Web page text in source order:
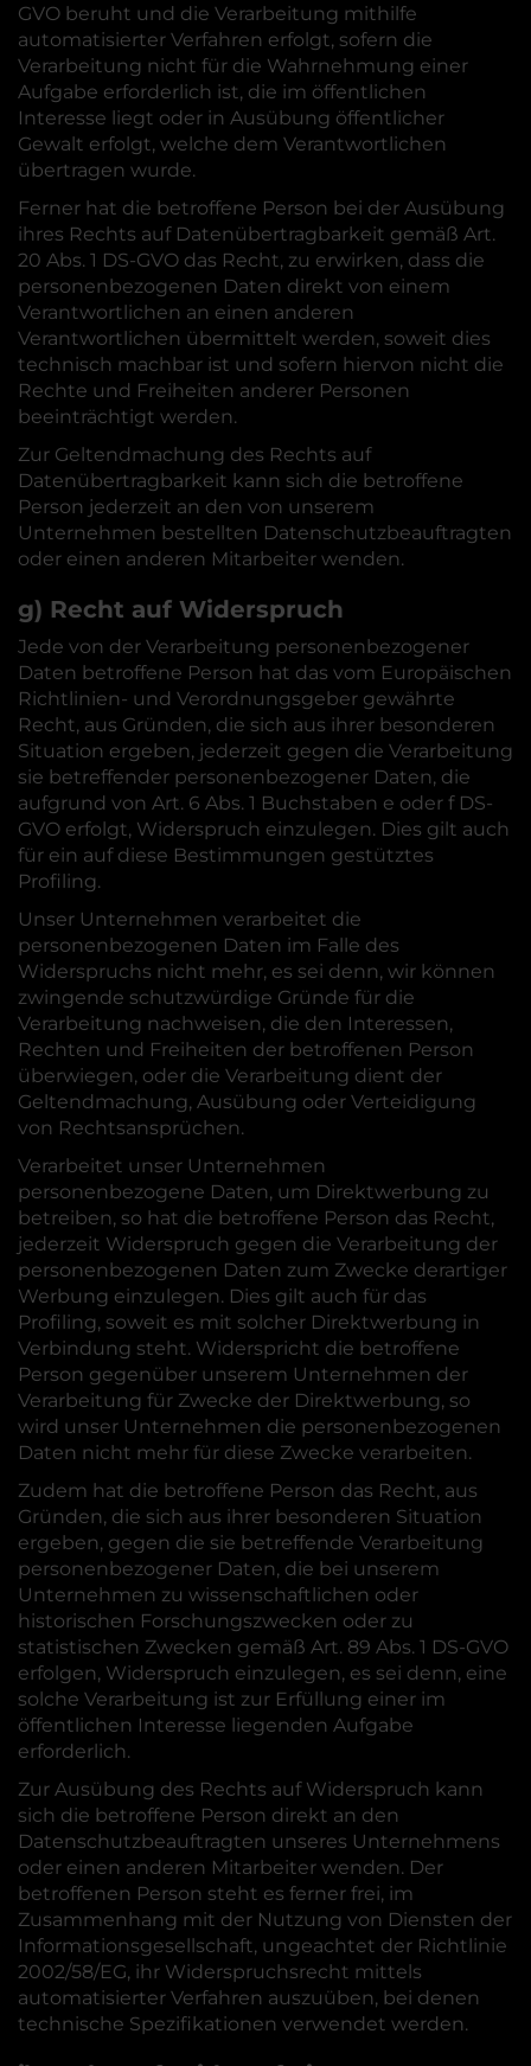
GVO beruht und die Verarbeitung mithilfe
automatisierter Verfahren erfolgt, sofern die
Verarbeitung nicht für die Wahrnehmung einer
Aufgabe erforderlich ist, die im öffentlichen
Interesse liegt oder in Ausübung öffentlicher
Gewalt erfolgt, welche dem Verantwortlichen
übertragen wurde.
Ferner hat die betroffene Person bei der Ausübung
ihres Rechts auf Datenübertragbarkeit gemäß Art.
20 Abs. 1 DS-GVO das Recht, zu erwirken, dass die
personenbezogenen Daten direkt von einem
Verantwortlichen an einen anderen
Verantwortlichen übermittelt werden, soweit dies
technisch machbar ist und sofern hiervon nicht die
Rechte und Freiheiten anderer Personen
beeinträchtigt werden.
Zur Geltendmachung des Rechts auf
Datenübertragbarkeit kann sich die betroffene
Person jederzeit an den von unserem
Unternehmen bestellten Datenschutzbeauftragten
oder einen anderen Mitarbeiter wenden.
g) Recht auf Widerspruch
Jede von der Verarbeitung personenbezogener
Daten betroffene Person hat das vom Europäischen
Richtlinien- und Verordnungsgeber gewährte
Recht, aus Gründen, die sich aus ihrer besonderen
Situation ergeben, jederzeit gegen die Verarbeitung
sie betreffender personenbezogener Daten, die
aufgrund von Art. 6 Abs. 1 Buchstaben e oder f DS-
GVO erfolgt, Widerspruch einzulegen. Dies gilt auch
für ein auf diese Bestimmungen gestütztes
Profiling.
Unser Unternehmen verarbeitet die
personenbezogenen Daten im Falle des
Widerspruchs nicht mehr, es sei denn, wir können
zwingende schutzwürdige Gründe für die
Verarbeitung nachweisen, die den Interessen,
Rechten und Freiheiten der betroffenen Person
überwiegen, oder die Verarbeitung dient der
Geltendmachung, Ausübung oder Verteidigung
von Rechtsansprüchen.
Verarbeitet unser Unternehmen
personenbezogene Daten, um Direktwerbung zu
betreiben, so hat die betroffene Person das Recht,
jederzeit Widerspruch gegen die Verarbeitung der
personenbezogenen Daten zum Zwecke derartiger
Werbung einzulegen. Dies gilt auch für das
Profiling, soweit es mit solcher Direktwerbung in
Verbindung steht. Widerspricht die betroffene
Person gegenüber unserem Unternehmen der
Verarbeitung für Zwecke der Direktwerbung, so
wird unser Unternehmen die personenbezogenen
Daten nicht mehr für diese Zwecke verarbeiten.
Zudem hat die betroffene Person das Recht, aus
Gründen, die sich aus ihrer besonderen Situation
ergeben, gegen die sie betreffende Verarbeitung
personenbezogener Daten, die bei unserem
Unternehmen zu wissenschaftlichen oder
historischen Forschungszwecken oder zu
statistischen Zwecken gemäß Art. 89 Abs. 1 DS-GVO
erfolgen, Widerspruch einzulegen, es sei denn, eine
solche Verarbeitung ist zur Erfüllung einer im
öffentlichen Interesse liegenden Aufgabe
erforderlich.
Zur Ausübung des Rechts auf Widerspruch kann
sich die betroffene Person direkt an den
Datenschutzbeauftragten unseres Unternehmens
oder einen anderen Mitarbeiter wenden. Der
betroffenen Person steht es ferner frei, im
Zusammenhang mit der Nutzung von Diensten der
Informationsgesellschaft, ungeachtet der Richtlinie
2002/58/EG, ihr Widerspruchsrecht mittels
automatisierter Verfahren auszuüben, bei denen
technische Spezifikationen verwendet werden.